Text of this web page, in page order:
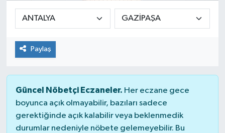
Paylaş
Güncel Nöbetçi Eczaneler. Her eczane gece
boyunca açık olmayabilir, bazıları sadece
gerektiğinde açık kalabilir veya beklenmedik
durumlar nedeniyle nöbete gelemeyebilir. Bu
Manşet Haberi